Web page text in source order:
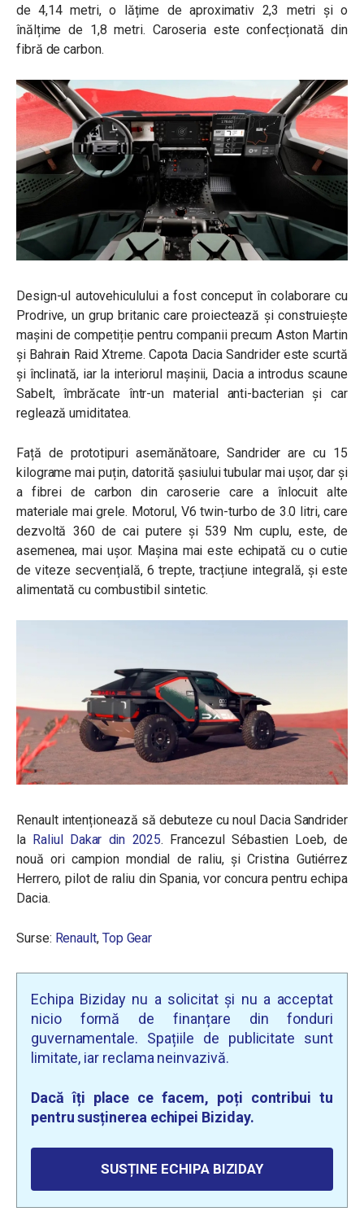
de 4,14 metri, o lățime de aproximativ 2,3 metri și o
înălțime de 1,8 metri. Caroseria este confecționată din
fibră de carbon.
Design-ul autovehiculului a fost conceput în colaborare cu
Prodrive, un grup britanic care proiectează și construiește
mașini de competiție pentru companii precum Aston Martin
și Bahrain Raid Xtreme. Capota Dacia Sandrider este scurtă
și înclinată, iar la interiorul mașinii, Dacia a introdus scaune
Sabelt, îmbrăcate într-un material anti-bacterian și car
reglează umiditatea.
Față de prototipuri asemănătoare, Sandrider are cu 15
kilograme mai puțin, datorită șasiului tubular mai ușor, dar și
a fibrei de carbon din caroserie care a înlocuit alte
materiale mai grele. Motorul, V6 twin-turbo de 3.0 litri, care
dezvoltă 360 de cai putere și 539 Nm cuplu, este, de
asemenea, mai ușor. Mașina mai este echipată cu o cutie
de viteze secvențială, 6 trepte, tracțiune integrală, și este
alimentată cu combustibil sintetic.
Renault intenționează să debuteze cu noul Dacia Sandrider
la Raliul Dakar din 2025. Francezul Sébastien Loeb, de
nouă ori campion mondial de raliu, și Cristina Gutiérrez
Herrero, pilot de raliu din Spania, vor concura pentru echipa
Dacia.
Surse: Renault, Top Gear
Echipa Biziday nu a solicitat și nu a acceptat
nicio formă de finanțare din fonduri
guvernamentale. Spațiile de publicitate sunt
limitate, iar reclama neinvazivă.
Dacă îți place ce facem, poți contribui tu
pentru susținerea echipei Biziday.
SUSȚINE ECHIPA BIZIDAY